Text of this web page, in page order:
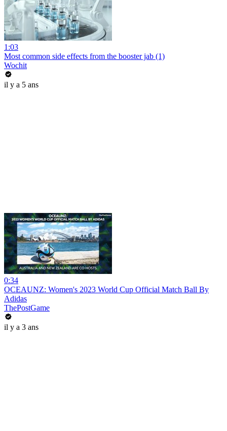
1:03
Most common side effects from the booster jab (1)
Wochit
il y a 5 ans
0:34
OCEAUNZ: Women's 2023 World Cup Official Match Ball By
Adidas
ThePostGame
il y a 3 ans